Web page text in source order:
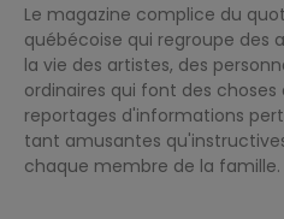
Le magazine complice du
québécoise qui regroupe
la vie des artistes, des
ordinaires qui font des choses
reportages d'informations
tant amusantes
chaque membre de la famille.